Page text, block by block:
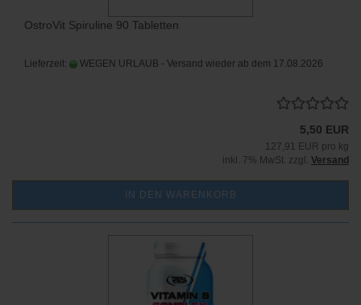
OstroVit Spiruline 90 Tabletten
Lieferzeit: WEGEN URLAUB - Versand wieder ab dem 17.08.2026
5,50 EUR
127,91 EUR pro kg
inkl. 7% MwSt. zzgl. Versand
IN DEN WARENKORB